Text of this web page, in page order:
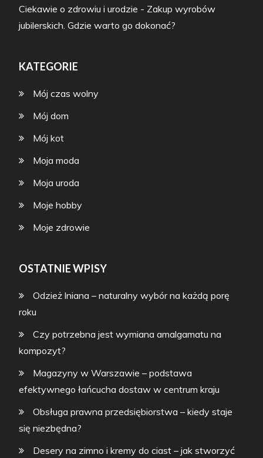
Ciekawie o zdrowiu i urodzie - Zakup wyrobów
jubilerskich. Gdzie warto go dokonać?
KATEGORIE
Mój czas wolny
Mój dom
Mój kot
Moja moda
Moja uroda
Moje hobby
Moje zdrowie
OSTATNIE WPISY
Odzież lniana – naturalny wybór na każdą porę
roku
Czy potrzebna jest wymiana amalgamatu na
kompozyt?
Magazyny w Warszawie – podstawa
efektywnego łańcucha dostaw w centrum kraju
Obsługa prawna przedsiębiorstwa – kiedy staje
się niezbędna?
Desery na zimno i kremy do ciast – jak stworzyć